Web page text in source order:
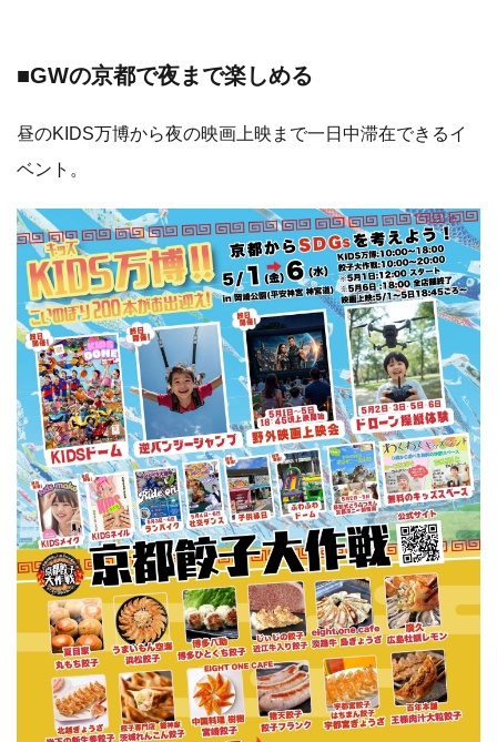
■GWの京都で夜まで楽しめる
昼のKIDS万博から夜の映画上映まで一日中滞在できるイ
ベント。